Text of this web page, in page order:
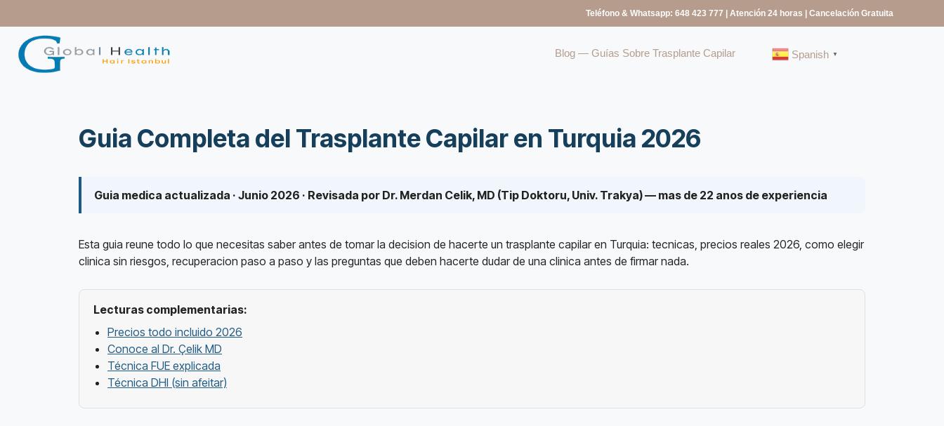
Teléfono & Whatsapp: 648 423 777 | Atención 24 horas | Cancelación Gratuita
Blog — Guías Sobre Trasplante Capilar Spanish ▼
Guia Completa del Trasplante Capilar en Turquia 2026
Guia medica actualizada · Junio 2026 · Revisada por Dr. Merdan Celik, MD (Tip Doktoru, Univ. Trakya) — mas de 22 anos de experiencia
Esta guia reune todo lo que necesitas saber antes de tomar la decision de hacerte un trasplante capilar en Turquia: tecnicas, precios reales 2026, como elegir
clinica sin riesgos, recuperacion paso a paso y las preguntas que deben hacerte dudar de una clinica antes de firmar nada.
Lecturas complementarias:
Precios todo incluido 2026
Conoce al Dr. Çelik MD
Técnica FUE explicada
Técnica DHI (sin afeitar)